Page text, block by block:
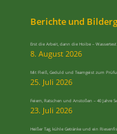
Berichte und
Erst die Arbeit, dann die Hoibe –
8. August 2026
Mit Fleiß, Geduld und Teamgeist zum
25. Juli 2026
Feiern, Ratschen und Anstoßen – 40 Jahre
23. Juli 2026
Heißer Tag, kühle Getränke und ein